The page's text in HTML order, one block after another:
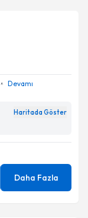
Devamı
Haritada Göster
Daha Fazla